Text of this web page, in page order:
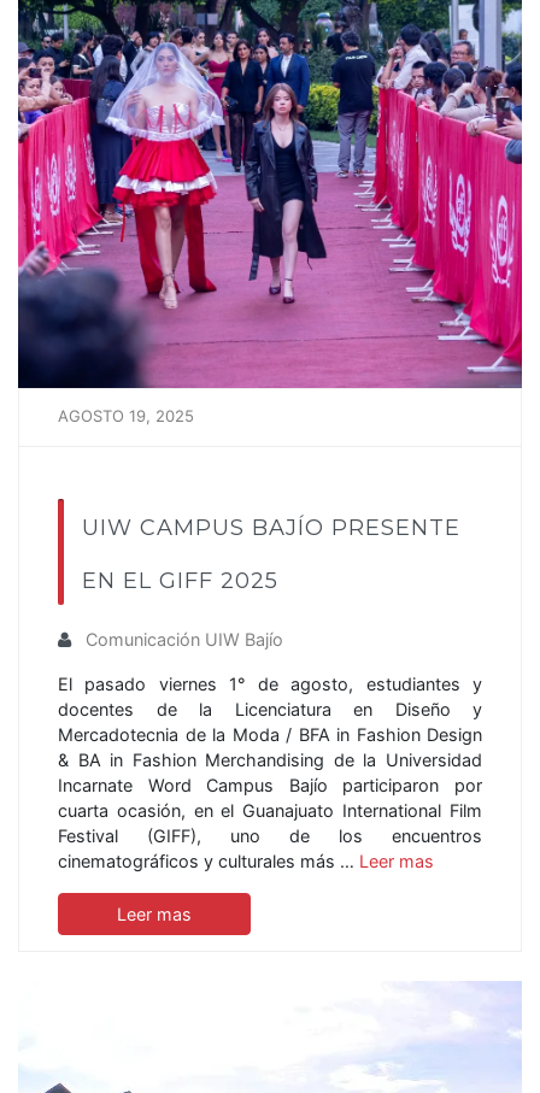
AGOSTO 19, 2025
UIW CAMPUS BAJÍO PRESENTE
EN EL GIFF 2025
Comunicación UIW Bajío
El pasado viernes 1° de agosto, estudiantes y
docentes de la Licenciatura en Diseño y
Mercadotecnia de la Moda / BFA in Fashion Design
& BA in Fashion Merchandising de la Universidad
Incarnate Word Campus Bajío participaron por
cuarta ocasión, en el Guanajuato International Film
Festival (GIFF), uno de los encuentros
cinematográficos y culturales más … Leer mas
Leer mas